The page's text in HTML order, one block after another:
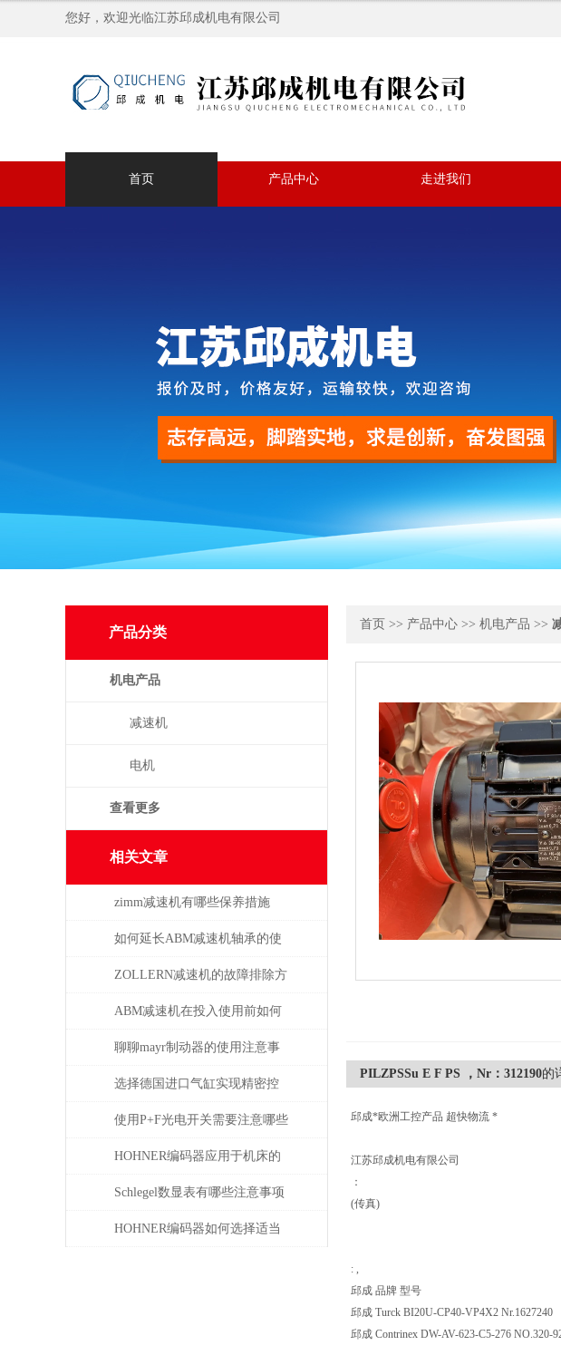
您好，欢迎光临江苏邱成机电有限公司
首页 产品中心 走进我们
产品分类
机电产品
减速机
电机
查看更多
相关文章
zimm减速机有哪些保养措施
如何延长ABM减速机轴承的使
用寿命
ZOLLERN减速机的故障排除方
法有哪些
ABM减速机在投入使用前如何
安装
聊聊mayr制动器的使用注意事
项
选择德国进口气缸实现精密控
制和动力传输
使用P+F光电开关需要注意哪些
问题？
HOHNER编码器应用于机床的
位移测量和主轴控制
Schlegel数显表有哪些注意事项
HOHNER编码器如何选择适当
首页 >> 产品中心 >> 机电产品 >>
PILZPSSu E F PS ，Nr：312190的
邱成*欧洲工控产品 超快物流 *
江苏邱成机电有限公司
：
(传真)
: ,
邱成 品牌 型号
邱成 Turck BI20U-CP40-VP4X2 Nr.1627240
邱成 Contrinex DW-AV-623-C5-276 NO.320-